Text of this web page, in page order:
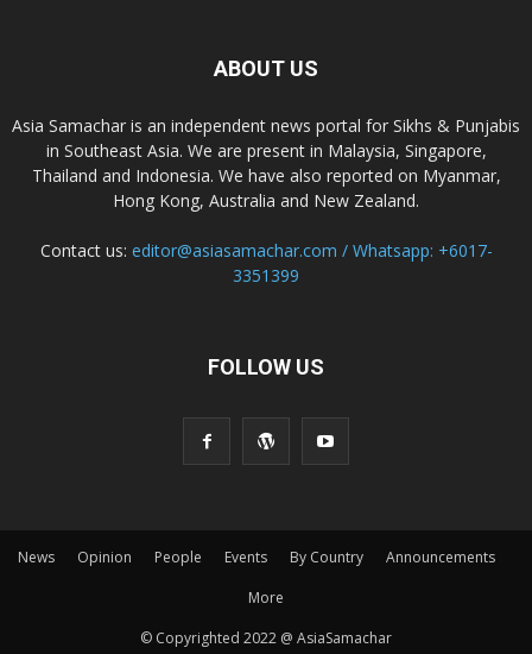
ABOUT US
Asia Samachar is an independent news portal for Sikhs & Punjabis
in Southeast Asia. We are present in Malaysia, Singapore,
Thailand and Indonesia. We have also reported on Myanmar,
Hong Kong, Australia and New Zealand.
Contact us: editor@asiasamachar.com / Whatsapp: +6017-
3351399
FOLLOW US
News Opinion People Events By Country
Announcements
More
© Copyrighted 2022 @ AsiaSamachar